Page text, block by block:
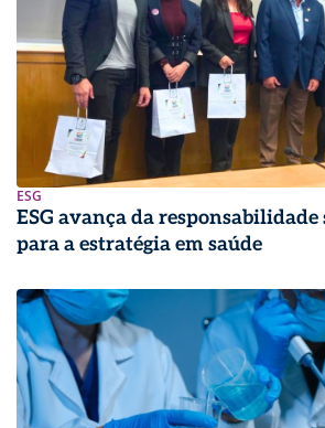
ESG
ESG avança da
para a estratégia em saúde